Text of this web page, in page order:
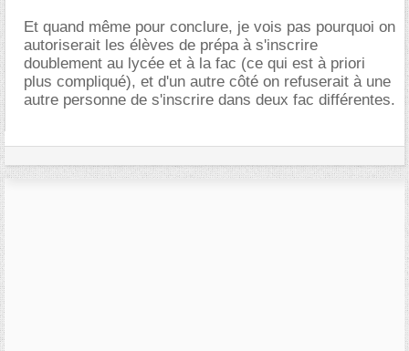
Et quand même pour conclure, je vois pas pourquoi on
autoriserait les élèves de prépa à s'inscrire
doublement au lycée et à la fac (ce qui est à priori
plus compliqué), et d'un autre côté on refuserait à une
autre personne de s'inscrire dans deux fac différentes.